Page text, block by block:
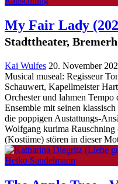
My Fair Lady
Stadttheater,
Kai Wulfes 20. November
Musical museal: Regisseur
Schauwert, Kapellmeister
Orchester und lahmen Tempo
Ensemble mit seinen
die poppigen Austattungs-
Wolfgang kurima Rauschning
(Kostüme) stören in dieser